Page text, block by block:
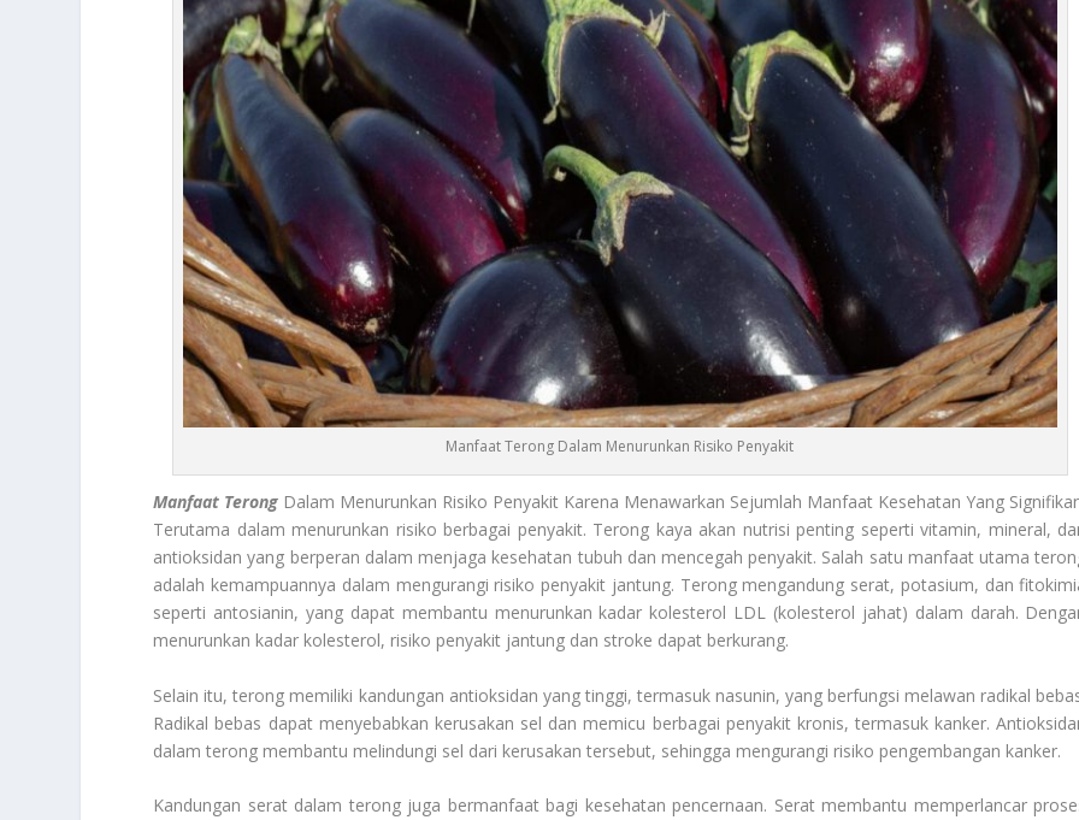
Manfaat Terong Dalam Menurunkan Risiko Penyakit
Manfaat Terong Dalam Menurunkan Risiko Penyakit Karena Menawarkan Sejumlah Manfaat Kesehatan Yang
Terutama dalam menurunkan risiko berbagai penyakit. Terong kaya akan nutrisi penting seperti vitamin, mineral,
antioksidan yang berperan dalam menjaga kesehatan tubuh dan mencegah penyakit. Salah satu manfaat utama
adalah kemampuannya dalam mengurangi risiko penyakit jantung. Terong mengandung serat, potasium, dan
seperti antosianin, yang dapat membantu menurunkan kadar kolesterol LDL (kolesterol jahat) dalam darah.
menurunkan kadar kolesterol, risiko penyakit jantung dan stroke dapat berkurang.
Selain itu, terong memiliki kandungan antioksidan yang tinggi, termasuk nasunin, yang berfungsi melawan radikal
Radikal bebas dapat menyebabkan kerusakan sel dan memicu berbagai penyakit kronis, termasuk kanker.
dalam terong membantu melindungi sel dari kerusakan tersebut, sehingga mengurangi risiko pengembangan kanker.
Kandungan serat dalam terong juga bermanfaat bagi kesehatan pencernaan. Serat membantu memperlancar